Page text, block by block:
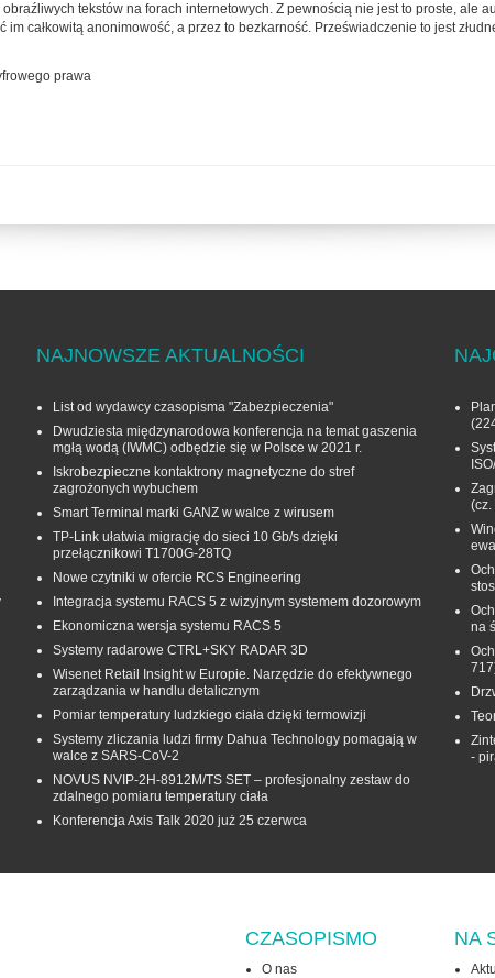
tekstów na forach internetowych. Z pewnością nie jest to proste, ale
całkowitą anonimowość, a przez to bezkarność. Przeświadczenie to jest
prawa
NAJNOWSZE AKTUALNOŚCI
List od wydawcy czasopisma "Zabezpieczenia"
Dwudziesta międzynarodowa konferencja na temat gaszenia
mgłą wodą (IWMC) odbędzie się w Polsce w 2021 r.
Iskrobezpieczne kontaktrony magnetyczne do stref
zagrożonych wybuchem
Smart Terminal marki GANZ w walce z wirusem
TP-Link ułatwia migrację do sieci 10 Gb/s dzięki
przełącznikowi T1700G‑28TQ
Nowe czytniki w ofercie RCS Engineering
Integracja systemu RACS 5 z wizyjnym systemem dozorowym
Ekonomiczna wersja systemu RACS 5
Systemy radarowe CTRL+SKY RADAR 3D
Wisenet Retail Insight w Europie. Narzędzie do efektywnego
zarządzania w handlu detalicznym
Pomiar temperatury ludzkiego ciała dzięki termowizji
Systemy zliczania ludzi firmy Dahua Technology pomagają w
walce z SARS-CoV-2
NOVUS NVIP-2H-8912M/TS SET – profesjonalny zestaw do
zdalnego pomiaru temperatury ciała
Konferencja Axis Talk 2020 już 25 czerwca
(cz.
na
-
CZASOPISMO
O nas
NA